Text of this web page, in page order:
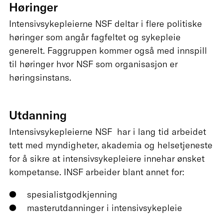
Høringer
Intensivsykepleierne NSF deltar i flere politiske
høringer som angår fagfeltet og sykepleie
generelt. Faggruppen kommer også med innspill
til høringer hvor NSF som organisasjon er
høringsinstans.
Utdanning
Intensivsykepleierne NSF har i lang tid arbeidet
tett med myndigheter, akademia og helsetjeneste
for å sikre at intensivsykepleiere innehar ønsket
kompetanse. INSF arbeider blant annet for:
spesialistgodkjenning
masterutdanninger i intensivsykepleie